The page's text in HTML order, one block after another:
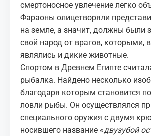
смертоносное увлечение легко
Фараоны олицетворяли
на земле, а значит, должны были
свой народ от врагов, которыми,
являлись и дикие животные.
Спортом в Древнем Египте
рыбалка. Найдено несколько
благодаря которым становится
ловли рыбы. Он осуществлялся
специального оружия с двумя
носившего название «двузубой